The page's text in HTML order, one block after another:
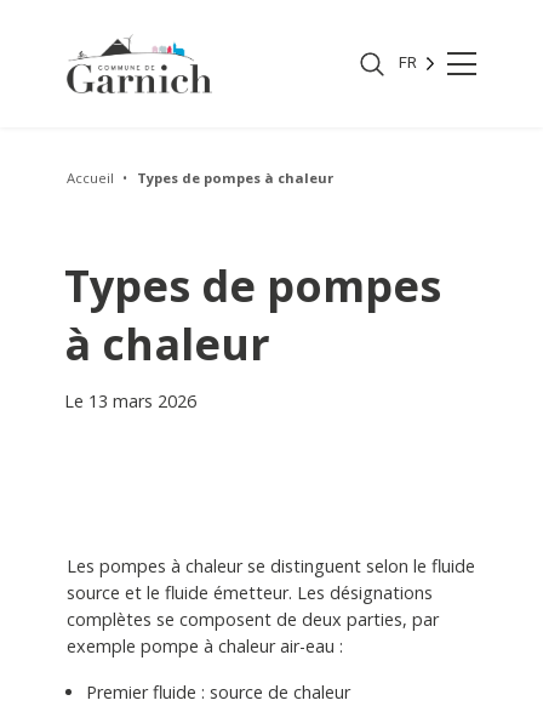
FR
Accueil Types de pompes à chaleur
Types de pompes
à chaleur
Le 13 mars 2026
Les pompes à chaleur se distinguent selon le fluide
source et le fluide émetteur. Les désignations
complètes se composent de deux parties, par
exemple pompe à chaleur air-eau :
Premier fluide : source de chaleur